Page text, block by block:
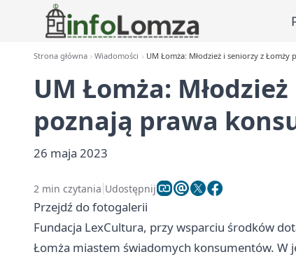
Strona główna Wiadomości UM Łomża: Młodzież i seniorzy z
UM Łomża:
poznają prawa
26 maja 2023
2 min czytania Udostępnij
Przejdź do fotogalerii
Fundacja LexCultura, przy wsparciu środków
Łomża miastem świadomych konsumentów. W